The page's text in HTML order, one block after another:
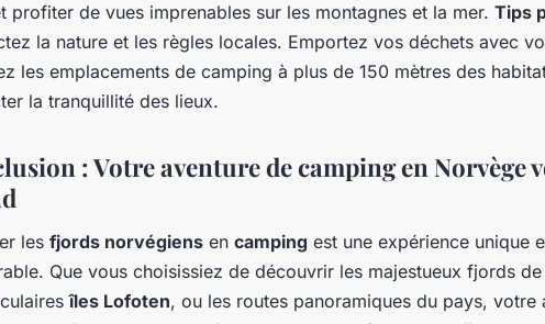
profiter de vues imprenables sur les montagnes et la mer. Tips
la nature et les règles locales. Emportez vos déchets avec
les emplacements de camping à plus de 150 mètres des
la tranquillité des lieux.
: Votre aventure de camping en Norvège
les fjords norvégiens en camping est une expérience unique
Que vous choisissiez de découvrir les majestueux fjords
îles Lofoten, ou les routes panoramiques du pays, votre